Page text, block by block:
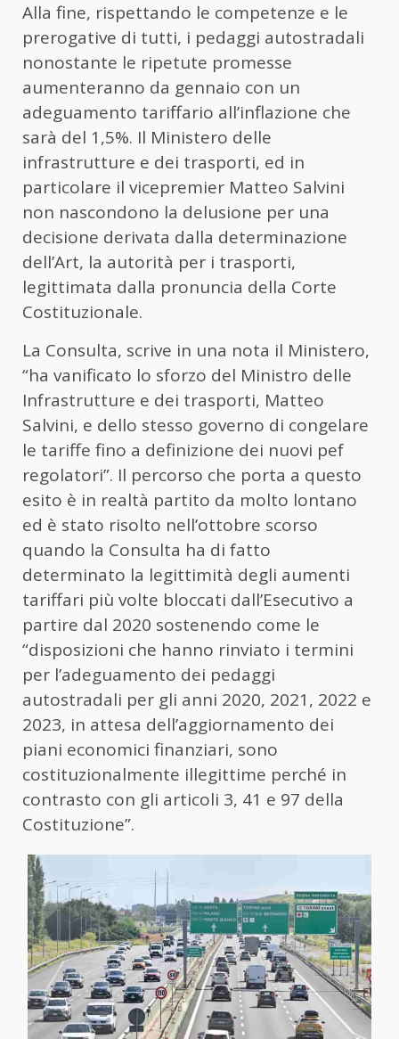
Alla fine, rispettando le competenze e le
prerogative di tutti, i pedaggi autostradali
nonostante le ripetute promesse
aumenteranno da gennaio con un
adeguamento tariffario all’inflazione che
sarà del 1,5%. Il Ministero delle
infrastrutture e dei trasporti, ed in
particolare il vicepremier Matteo Salvini
non nascondono la delusione per una
decisione derivata dalla determinazione
dell’Art, la autorità per i trasporti,
legittimata dalla pronuncia della Corte
Costituzionale.
La Consulta, scrive in una nota il Ministero,
“ha vanificato lo sforzo del Ministro delle
Infrastrutture e dei trasporti, Matteo
Salvini, e dello stesso governo di congelare
le tariffe fino a definizione dei nuovi pef
regolatori”. Il percorso che porta a questo
esito è in realtà partito da molto lontano
ed è stato risolto nell’ottobre scorso
quando la Consulta ha di fatto
determinato la legittimità degli aumenti
tariffari più volte bloccati dall’Esecutivo a
partire dal 2020 sostenendo come le
“disposizioni che hanno rinviato i termini
per l’adeguamento dei pedaggi
autostradali per gli anni 2020, 2021, 2022 e
2023, in attesa dell’aggiornamento dei
piani economici finanziari, sono
costituzionalmente illegittime perché in
contrasto con gli articoli 3, 41 e 97 della
Costituzione”.